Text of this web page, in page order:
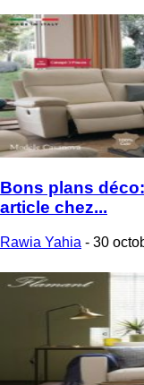
Bons plans
article chez...
Rawia Yahia - 30